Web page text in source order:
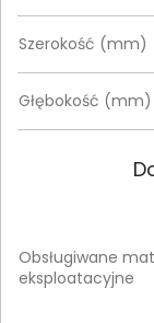
Szerokość (mm)
Głębokość (mm)
Obsługiwane
eksploatacyjne